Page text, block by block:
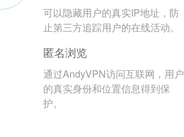
可以隐藏用户的真实IP地址，防
止第三方追踪用户的在线活动。
匿名浏览
通过AndyVPN访问互联网，用户
的真实身份和位置信息得到保
护。